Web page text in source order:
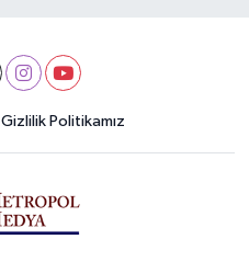
Gizlilik Politikamız